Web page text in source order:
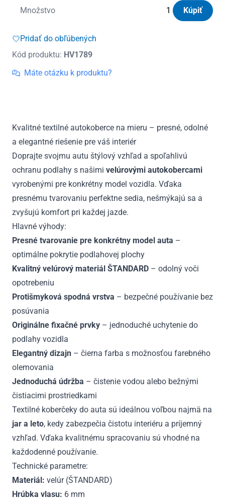
Množstvo
množstvo
textilné
Toyota
Avensis
Kúpiť
Pridať do obľúbených
Kód produktu: HV1789
Máte otázku k produktu?
Kvalitné textilné autokoberce na mieru – presné, odolné
a elegantné riešenie pre váš interiér
Doprajte svojmu autu štýlový vzhľad a spoľahlivú
ochranu podlahy s našimi velúrovými autokobercami
vyrobenými pre konkrétny model vozidla. Vďaka
presnému tvarovaniu perfektne sedia, nešmýkajú sa a
zvyšujú komfort pri každej jazde.
Hlavné výhody:
Presné tvarovanie pre konkrétny model auta –
optimálne pokrytie podlahovej plochy
Kvalitný velúrový materiál ŠTANDARD – odolný voči
opotrebeniu
Protišmyková spodná vrstva – bezpečné používanie bez
posúvania
Originálne fixačné prvky – jednoduché uchytenie do
podlahy vozidla
Elegantný dizajn – čierna farba s možnosťou farebného
olemovania
Jednoduchá údržba – čistenie vodou alebo bežnými
čistiacimi prostriedkami
Textilné koberčeky do auta sú ideálnou voľbou najmä na
jar a leto, kedy zabezpečia čistotu interiéru a príjemný
vzhľad. Vďaka kvalitnému spracovaniu sú vhodné na
každodenné používanie.
Technické parametre:
Materiál: velúr (ŠTANDARD)
Hrúbka vlasu: 6 mm